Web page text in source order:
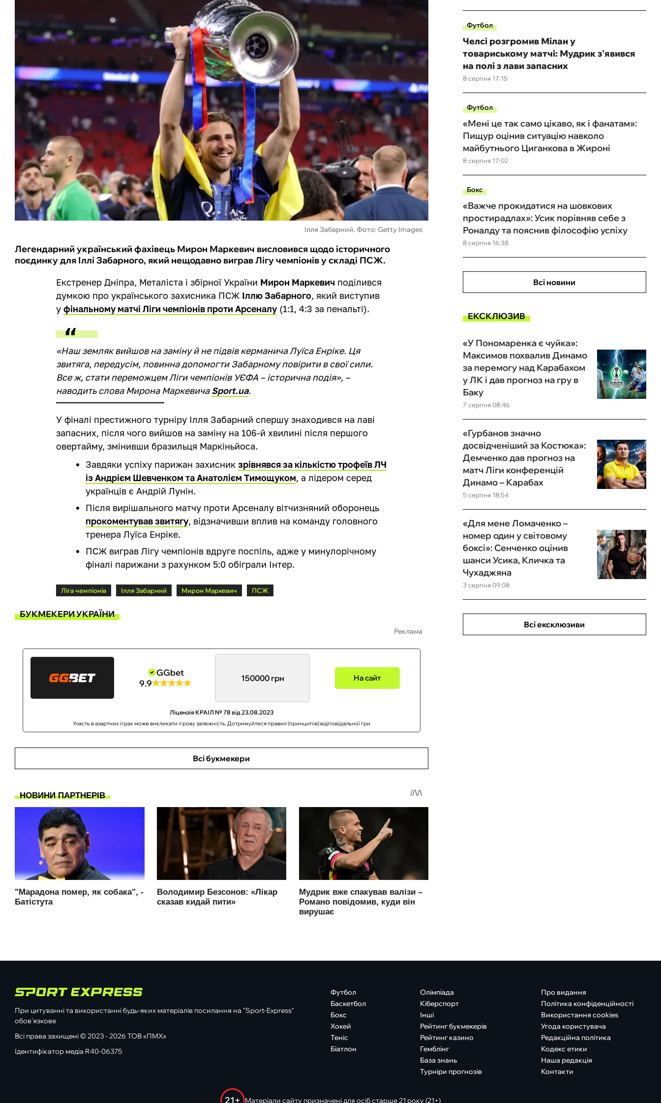
Ілля Забарний. Фото: Getty Images
Легендарний український фахівець Мирон Маркевич висловився щодо історичного
поєдинку для Іллі Забарного, який нещодавно виграв Лігу чемпіонів у складі ПСЖ.
Екстренер Дніпра, Металіста і збірної України Мирон Маркевич поділився
думкою про українського захисника ПСЖ Іллю Забарного, який виступив
уфінальному матчі Ліги чемпіонів проти Арсеналу(1:1, 4:3 за пенальті).
«Наш земляк вийшов на заміну й не підвів керманича Луїса Енріке. Ця
звитяга, передусім, повинна допомогти Забарному повірити в свої сили.
Все ж, стати переможцем Ліги чемпіонів УЄФА – історична подія», –
наводить слова Мирона МаркевичаSport.ua.
У фіналі престижного турніру Ілля Забарний спершу знаходився на лаві
запасних, після чого вийшов на заміну на 106-й хвилині після першого
овертайму, змінивши бразильця Маркіньйоса.
Завдяки успіху парижан захисникзрівнявся за кількістю трофеїв ЛЧ
із Андрієм Шевченком та Анатолієм Тимощуком, а лідером серед
українців є Андрій Лунін.
Після вирішального матчу проти Арсеналу вітчизняний оборонець
прокоментував звитягу, відзначивши вплив на команду головного
тренера Луїса Енріке.
ПСЖ виграв Лігу чемпіонів вдруге поспіль, адже у минулорічному
фіналі парижани з рахунком 5:0 обіграли Інтер.
Ліга чемпіонів Ілля Забарний Мирон Маркевич ПСЖ
БУКМЕКЕРИ УКРАЇНИ
Реклама
GGbet
9.9
150000 грн На сайт
Ліцензія КРАІЛ № 78 від 23.08.2023
Участь в азартних іграх може викликати ігрову залежність. Дотримуйтеся правил (принципів) відповідальної гри
Всі букмекери
Футбол
8 серпня 17:15
Челсі розгромив Мілан у
товариському матчі: Мудрик з'явився
на полі з лави запасних
Футбол
8 серпня 17:02
«Мені це так само цікаво, як і фанатам»:
Пищур оцінив ситуацію навколо
майбутнього Циганкова в Жироні
Бокс
8 серпня 16:38
«Важче прокидатися на шовкових
простирадлах»: Усик порівняв себе з
Роналду та пояснив філософію успіху
Всі новини
ЕКСКЛЮЗИВ
7 серпня 08:46
«У Пономаренка є чуйка»:
Максимов похвалив Динамо
за перемогу над Карабахом
у ЛК і дав прогноз на гру в
Баку
5 серпня 18:54
«Гурбанов значно
досвідченіший за Костюка»:
Демченко дав прогноз на
матч Ліги конференцій
Динамо – Карабах
3 серпня 09:08
«Для мене Ломаченко –
номер один у світовому
боксі»: Сенченко оцінив
шанси Усика, Кличка та
Чухаджяна
Всі ексклюзиви
При цитуванні та використанні будь-яких матеріалів посилання на "Sport-Express"
обов'язкове
Всі права захищені © 2023 - 2026 ТОВ «ПМХ»
Ідентифікатор медіа R40-06375
Футбол
Баскетбол
Бокс
Хокей
Теніс
Біатлон
Олімпіада
Кіберспорт
Інші
Рейтинг букмекерів
Рейтинг казино
Гемблінг
База знань
Турніри прогнозів
Про видання
Політика конфіденційності
Використання cookies
Угода користувача
Редакційна політика
Кодекс етики
Наша редакція
Контакти
21+ Матеріали сайту призначені для осіб старше 21 року (21+)